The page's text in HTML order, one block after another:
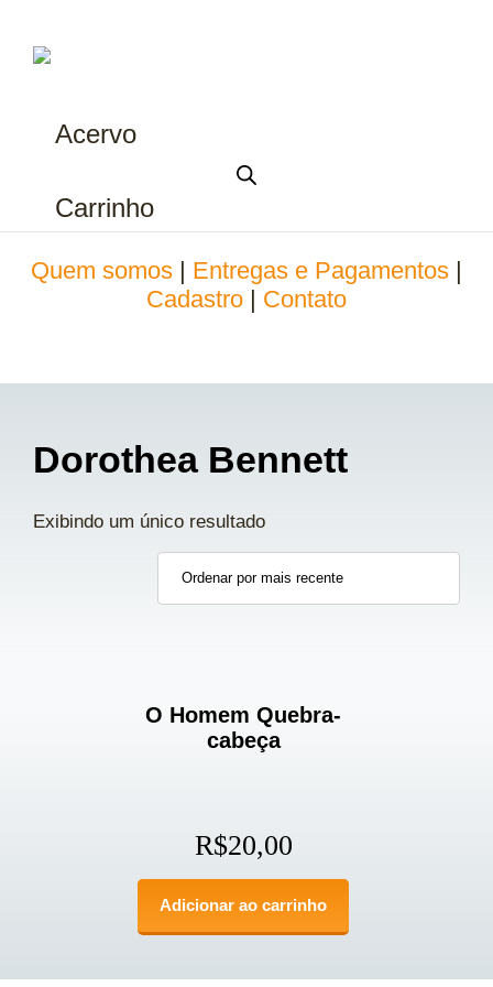
Acervo
Carrinho
Quem somos Entregas e Pagamentos
Cadastro
Contato
Dorothea Bennett
Exibindo um único resultado
O Homem Quebra-
cabeça
R$20,00
Adicionar ao carrinho